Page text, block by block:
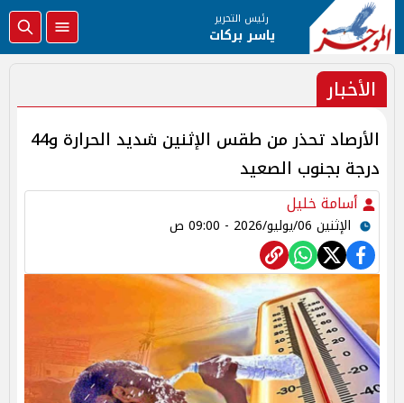
رئيس التحرير
ياسر بركات
الأخبار
الأرصاد تحذر من طقس الإثنين شديد الحرارة و44
درجة بجنوب الصعيد
أسامة خليل
الإثنين 06/يوليو/2026 - 09:00 ص